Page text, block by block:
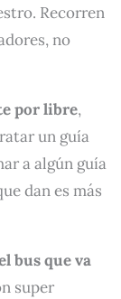
Recorren
no
por libre,
un guía
a algún guía
dan es más
bus que va
super